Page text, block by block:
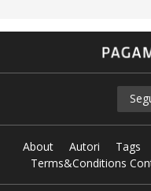
About Autori Tags
Terms&Conditions